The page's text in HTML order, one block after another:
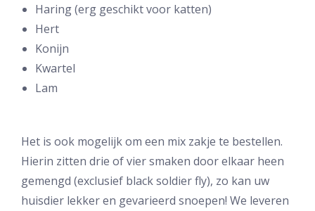
Haring (erg geschikt voor katten)
Hert
Konijn
Kwartel
Lam
Het is ook mogelijk om een mix zakje te bestellen.
Hierin zitten drie of vier smaken door elkaar heen
gemengd (exclusief black soldier fly), zo kan uw
huisdier lekker en gevarieerd snoepen! We leveren